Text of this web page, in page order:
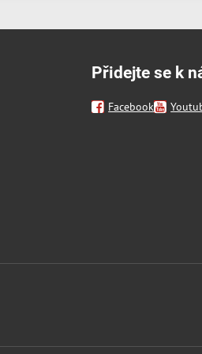
Přidejte se k
Facebook